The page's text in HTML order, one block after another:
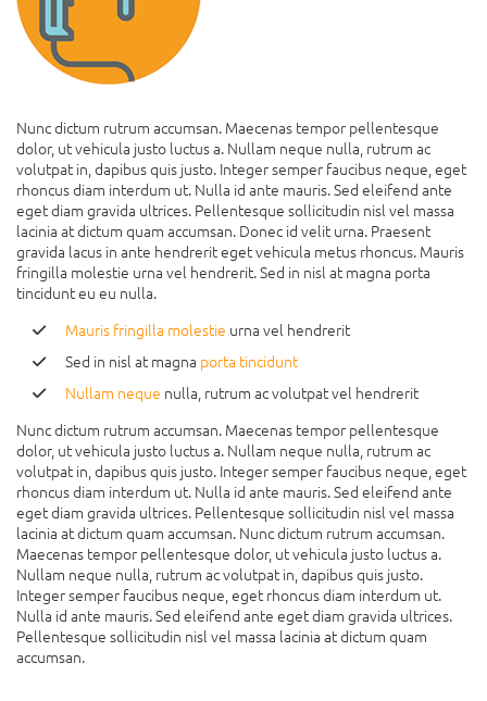
Nunc dictum rutrum accumsan. Maecenas tempor pellentesque
dolor, ut vehicula justo luctus a. Nullam neque nulla, rutrum ac
volutpat in, dapibus quis justo. Integer semper faucibus neque, eget
rhoncus diam interdum ut. Nulla id ante mauris. Sed eleifend ante
eget diam gravida ultrices. Pellentesque sollicitudin nisl vel massa
lacinia at dictum quam accumsan. Donec id velit urna. Praesent
gravida lacus in ante hendrerit eget vehicula metus rhoncus. Mauris
fringilla molestie urna vel hendrerit. Sed in nisl at magna porta
tincidunt eu eu nulla.
Mauris fringilla molestie urna vel hendrerit
Sed in nisl at magna porta tincidunt
Nullam neque nulla, rutrum ac volutpat vel hendrerit
Nunc dictum rutrum accumsan. Maecenas tempor pellentesque
dolor, ut vehicula justo luctus a. Nullam neque nulla, rutrum ac
volutpat in, dapibus quis justo. Integer semper faucibus neque, eget
rhoncus diam interdum ut. Nulla id ante mauris. Sed eleifend ante
eget diam gravida ultrices. Pellentesque sollicitudin nisl vel massa
lacinia at dictum quam accumsan. Nunc dictum rutrum accumsan.
Maecenas tempor pellentesque dolor, ut vehicula justo luctus a.
Nullam neque nulla, rutrum ac volutpat in, dapibus quis justo.
Integer semper faucibus neque, eget rhoncus diam interdum ut.
Nulla id ante mauris. Sed eleifend ante eget diam gravida ultrices.
Pellentesque sollicitudin nisl vel massa lacinia at dictum quam
accumsan.